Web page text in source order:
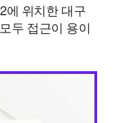
에 위치한 대구
두 접근이 용이